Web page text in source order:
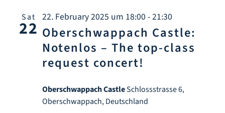
Place of learning
Sat
22
22. February 2025 um 18:00 -21:30
Oberschwappach Castle:
Notenlos – The top-class
request concert!
Oberschwappach CastleSchlossstrasse 6,
Oberschwappach, Deutschland